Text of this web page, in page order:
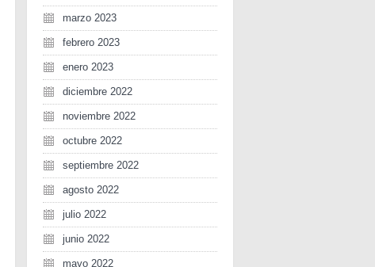
marzo 2023
febrero 2023
enero 2023
diciembre 2022
noviembre 2022
octubre 2022
septiembre 2022
agosto 2022
julio 2022
junio 2022
mayo 2022